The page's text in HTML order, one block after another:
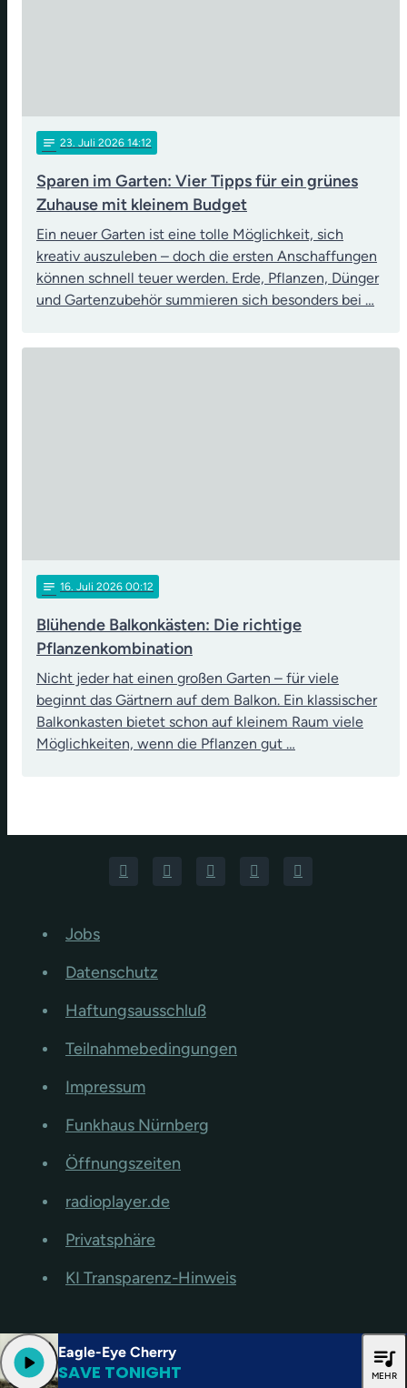
notes 23. Juli 2026 14:12
Sparen im Garten: Vier Tipps für ein grünes
Zuhause mit kleinem Budget
Ein neuer Garten ist eine tolle Möglichkeit, sich
kreativ auszuleben – doch die ersten Anschaffungen
können schnell teuer werden. Erde, Pflanzen, Dünger
und Gartenzubehör summieren sich besonders bei …
notes 16. Juli 2026 00:12
Blühende Balkonkästen: Die richtige
Pflanzenkombination
Nicht jeder hat einen großen Garten – für viele
beginnt das Gärtnern auf dem Balkon. Ein klassischer
Balkonkasten bietet schon auf kleinem Raum viele
Möglichkeiten, wenn die Pflanzen gut …
Jobs
Datenschutz
Haftungsausschluß
Teilnahmebedingungen
Impressum
Funkhaus Nürnberg
Öffnungszeiten
radioplayer.de
Privatsphäre
KI Transparenz-Hinweis
Eagle-Eye Cherry
SAVE TONIGHT
play_arrow queue_music